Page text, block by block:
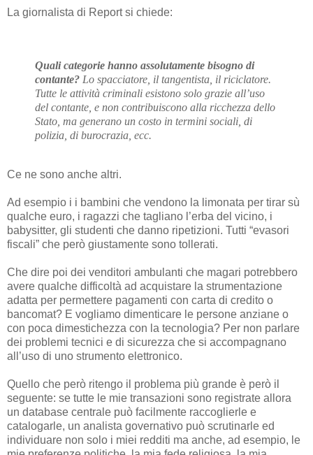
La giornalista di Report si chiede:
Quali categorie hanno assolutamente bisogno di
contante? Lo spacciatore, il tangentista, il riciclatore.
Tutte le attività criminali esistono solo grazie all’uso
del contante, e non contribuiscono alla ricchezza dello
Stato, ma generano un costo in termini sociali, di
polizia, di burocrazia, ecc.
Ce ne sono anche altri.
Ad esempio i i bambini che vendono la limonata per tirar sù
qualche euro, i ragazzi che tagliano l’erba del vicino, i
babysitter, gli studenti che danno ripetizioni. Tutti “evasori
fiscali” che però giustamente sono tollerati.
Che dire poi dei venditori ambulanti che magari potrebbero
avere qualche difficoltà ad acquistare la strumentazione
adatta per permettere pagamenti con carta di credito o
bancomat? E vogliamo dimenticare le persone anziane o
con poca dimestichezza con la tecnologia? Per non parlare
dei problemi tecnici e di sicurezza che si accompagnano
all’uso di uno strumento elettronico.
Quello che però ritengo il problema più grande è però il
seguente: se tutte le mie transazioni sono registrate allora
un database centrale può facilmente raccoglierle e
catalogarle, un analista governativo può scrutinarle ed
individuare non solo i miei redditi ma anche, ad esempio, le